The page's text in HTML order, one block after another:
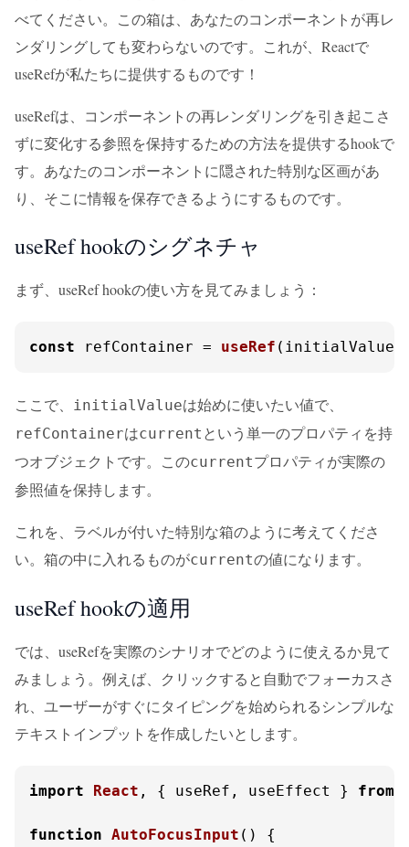
べてください。この箱は、あなたのコンポーネントが再レ
ンダリングしても変わらないのです。これが、Reactで
useRefが私たちに提供するものです！
useRefは、コンポーネントの再レンダリングを引き起こさ
ずに変化する参照を保持するための方法を提供するhookで
す。あなたのコンポーネントに隠された特別な区画があ
り、そこに情報を保存できるようにするものです。
useRef hookのシグネチャ
まず、useRef hookの使い方を見てみましょう：
const refContainer = useRef
ここで、 initialValueは始めに使いたい値で、
refContainerはcurrent という単一のプロパティを持
つオブジェクトです。このcurrentプロパティが実際の
参照値を保持します。
これを、ラベルが付いた特別な箱のように考えてくださ
い。箱の中に入れるものがcurrentの値になります。
useRef hookの適用
では、useRefを実際のシナリオでどのように使えるか見て
みましょう。例えば、クリックすると自動でフォーカスさ
れ、ユーザーがすぐにタイピングを始められるシンプルな
テキストインプットを作成したいとします。
import React , { useRef, useEffect } from
function AutoFocusInput (